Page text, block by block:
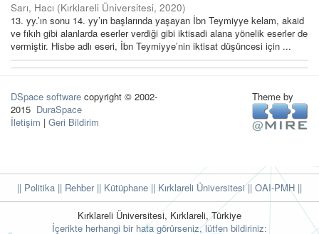
Sarı, Hacı (Kırklareli Üniversitesi, 2020)
13. yy.’ın sonu 14. yy’ın başlarında yaşayan İbn Teymiyye kelam, akaid
ve fıkıh gibi alanlarda eserler verdiği gibi iktisadi alana yönelik eserler de
vermiştir. Hisbe adlı eseri, İbn Teymiyye’nin iktisat düşüncesi için ...
DSpace software copyright © 2002-
2015 DuraSpace
İletişim | Geri Bildirim
Theme by
|| Politika || Rehber|| Kütüphane || Kırklareli Üniversitesi || OAI-PMH ||
Kırklareli Üniversitesi, Kırklareli, Türkiye
İçerikte herhangi bir hata görürseniz, lütfen bildiriniz: